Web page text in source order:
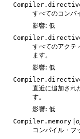
すべてのコンパ
影響: 低
すべてのアクテ
ます。
影響: 低
直近に追加され
す。
影響: 低
Compiler.memory [
コンパイル・フ